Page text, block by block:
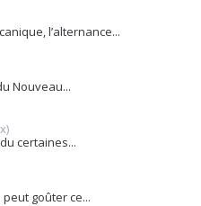
l’alternance...
Nouveau...
certaines...
goûter ce...